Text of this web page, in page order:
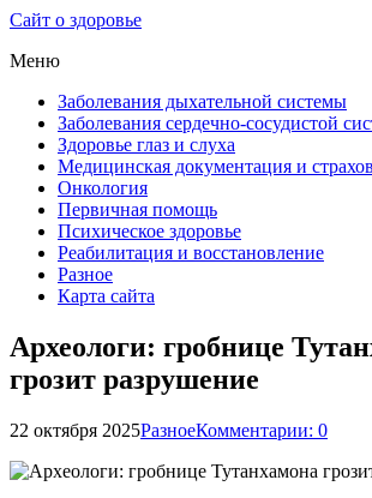
Сайт о здоровье
Меню
Заболевания дыхательной системы
Заболевания сердечно-сосудистой
Здоровье глаз и слуха
Медицинская документация и
Онкология
Первичная помощь
Психическое здоровье
Реабилитация и восстановление
Разное
Карта сайта
Археологи: гробнице
грозит разрушение
22 октября 2025РазноеКомментарии: 0